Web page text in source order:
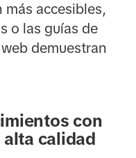
accesibles,
o las guías de
demuestran
con
calidad